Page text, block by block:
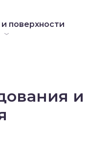
поверхности
и